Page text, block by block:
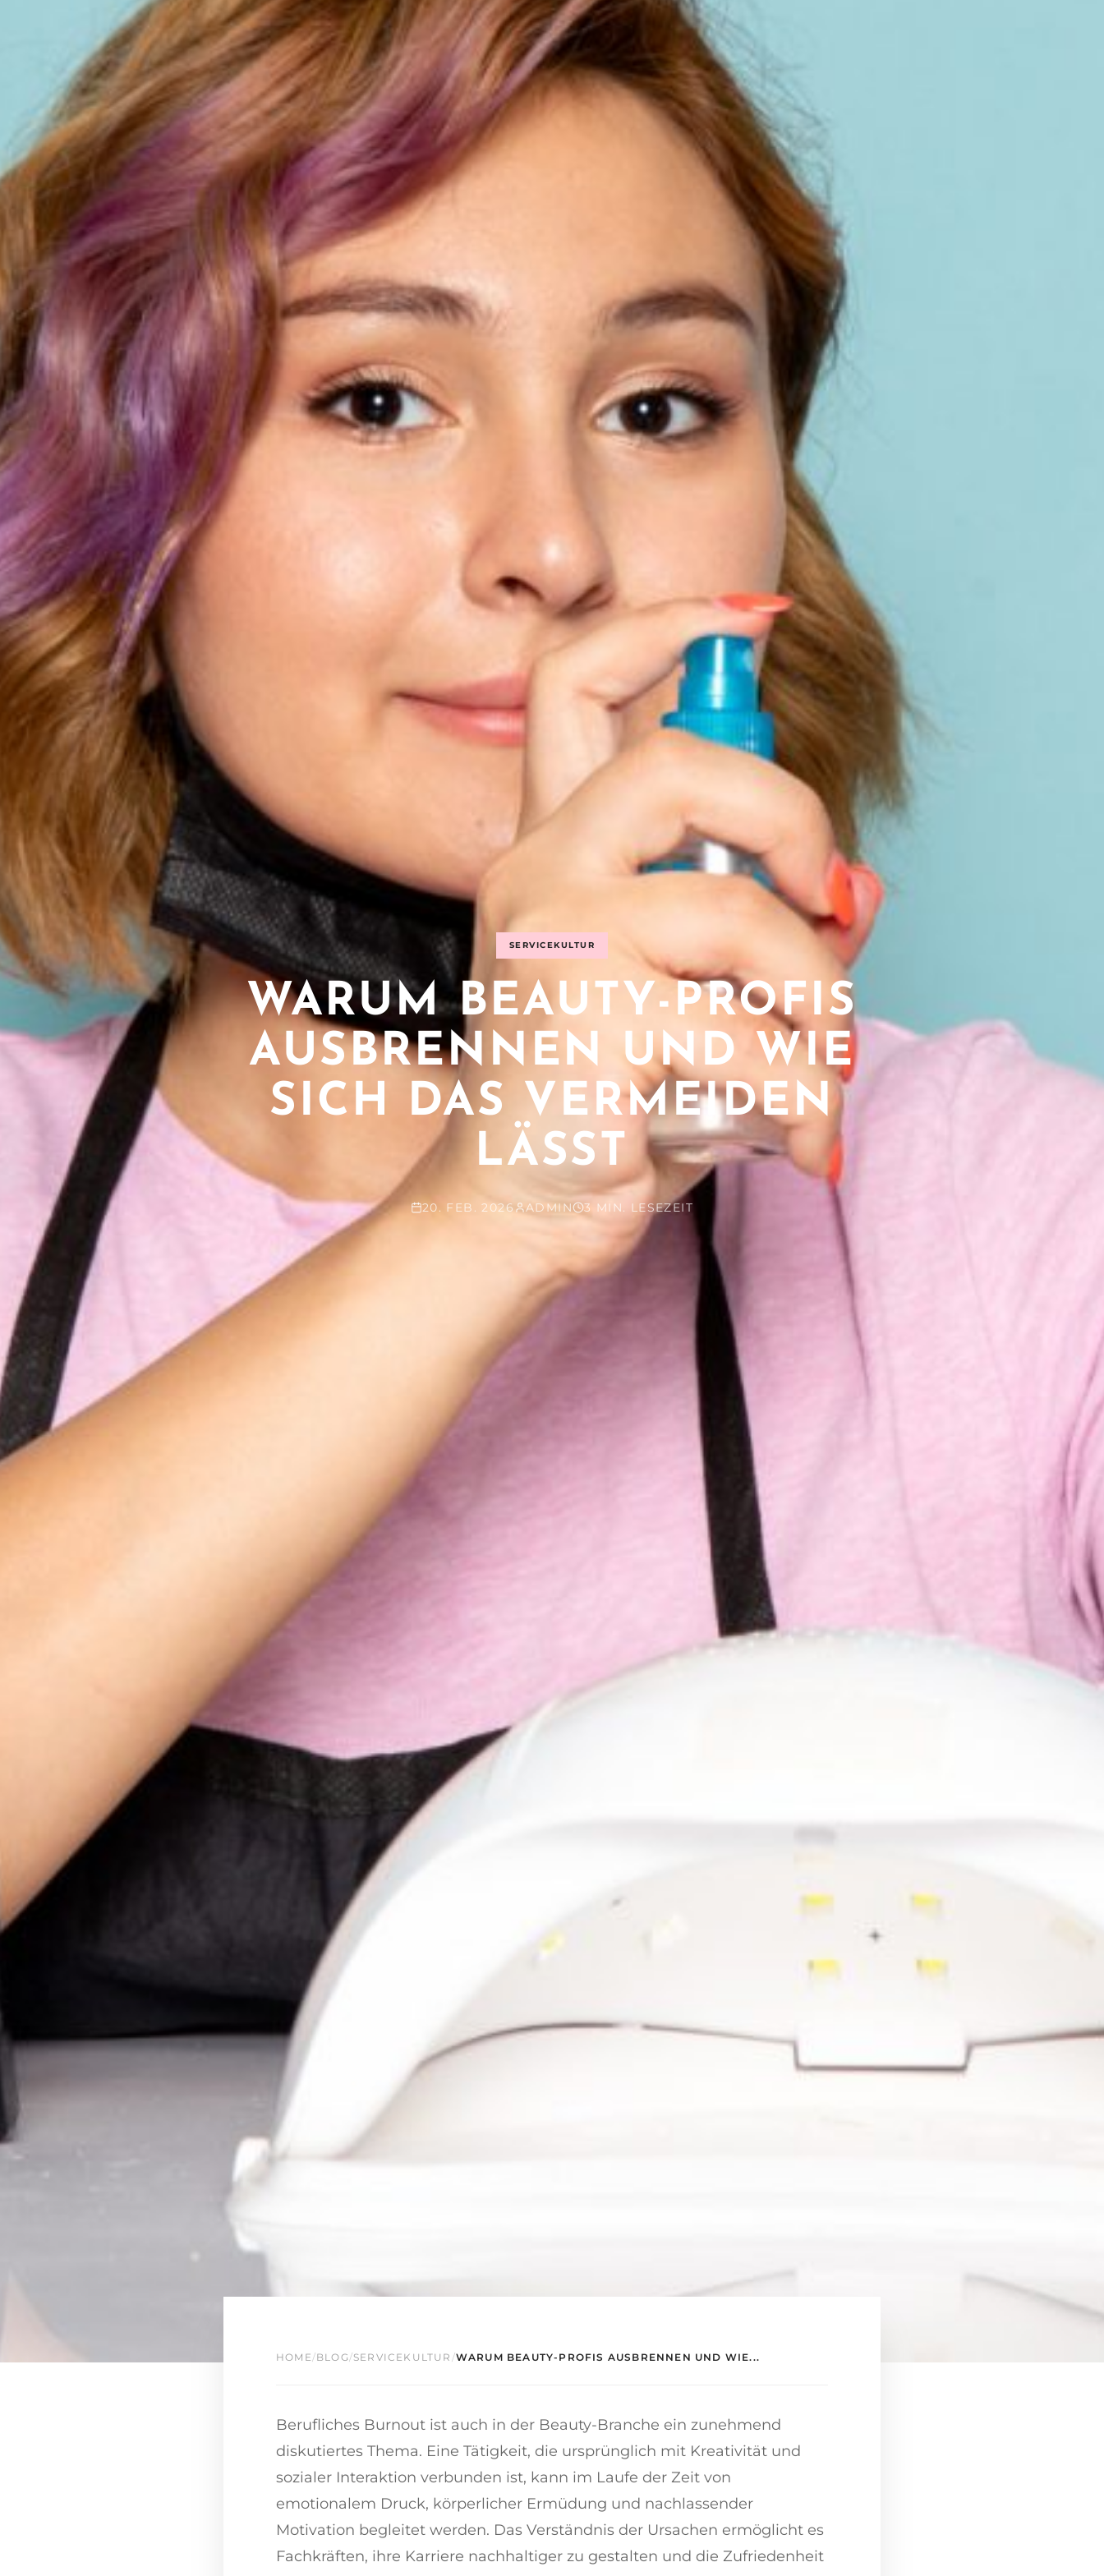
SERVICEKULTUR
WARUM BEAUTY-PROFIS
AUSBRENNEN UND WIE
SICH DAS VERMEIDEN
LÄSST
20. FEB. 2026 ADMIN 3 MIN. LESEZEIT
HOME/BLOG/SERVICEKULTUR /WARUM BEAUTY-PROFIS AUSBRENNEN UND WIE...
Berufliches Burnout ist auch in der Beauty-Branche ein zunehmend
diskutiertes Thema. Eine Tätigkeit, die ursprünglich mit Kreativität und
sozialer Interaktion verbunden ist, kann im Laufe der Zeit von
emotionalem Druck, körperlicher Ermüdung und nachlassender
Motivation begleitet werden. Das Verständnis der Ursachen ermöglicht es
Fachkräften, ihre Karriere nachhaltiger zu gestalten und die Zufriedenheit